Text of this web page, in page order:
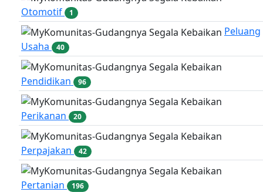
Otomotif 1
Peluang
Usaha
40
Pendidikan 96
Perikanan 20
Perpajakan 42
Pertanian 196